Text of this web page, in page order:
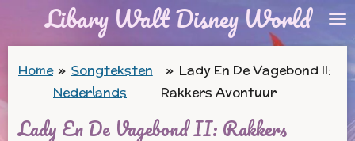
hoofdinhoud
Libary Walt Disney World
Home » Songteksten
Nederlands
» Lady En De Vagebond II:
Rakkers Avontuur
Lady En De Vagebond II: Rakkers